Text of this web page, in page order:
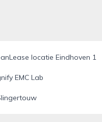
locatie Eindhoven 1
EMC Lab